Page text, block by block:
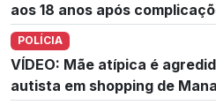
aos 18 anos após
POLÍCIA
VÍDEO: Mãe atípica é
autista em shopping de